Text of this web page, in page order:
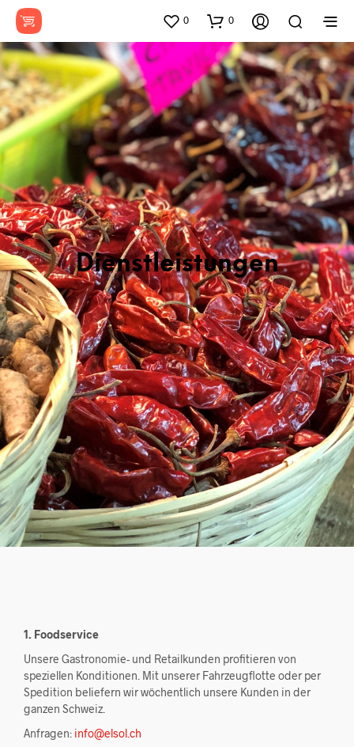
0 0
Dienstleistungen
1. Foodservice
Unsere Gastronomie- und Retailkunden profitieren von
speziellen Konditionen. Mit unserer Fahrzeugflotte oder per
Spedition beliefern wir wöchentlich unsere Kunden in der
ganzen Schweiz.
Anfragen: info@elsol.ch